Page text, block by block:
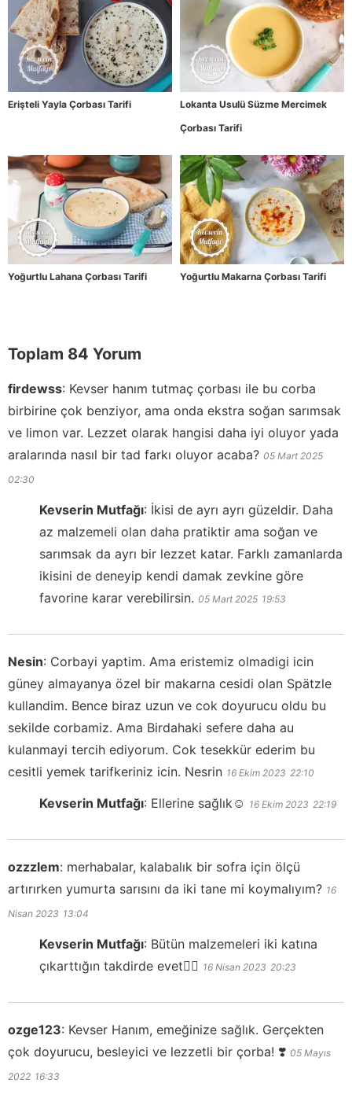
Erişteli Yayla Çorbası Tarifi
Lokanta Usulü Süzme Mercimek
Çorbası Tarifi
Yoğurtlu Lahana Çorbası Tarifi Yoğurtlu Makarna Çorbası Tarifi
Toplam 84 Yorum
firdewss: Kevser hanım tutmaç çorbası ile bu corba
birbirine çok benziyor, ama onda ekstra soğan sarımsak
ve limon var. Lezzet olarak hangisi daha iyi oluyor yada
aralarında nasıl bir tad farkı oluyor acaba? 05 Mart 2025
02:30
Kevserin Mutfağı: İkisi de ayrı ayrı güzeldir. Daha
az malzemeli olan daha pratiktir ama soğan ve
sarımsak da ayrı bir lezzet katar. Farklı zamanlarda
ikisini de deneyip kendi damak zevkine göre
favorine karar verebilirsin. 05 Mart 2025 19:53
Nesin: Corbayi yaptim. Ama eristemiz olmadigi icin
güney almayanya özel bir makarna cesidi olan Spätzle
kullandim. Bence biraz uzun ve cok doyurucu oldu bu
sekilde corbamiz. Ama Birdahaki sefere daha au
kulanmayi tercih ediyorum. Cok tesekkür ederim bu
cesitli yemek tarifkeriniz icin. Nesrin 16 Ekim 2023 22:10
Kevserin Mutfağı: Ellerine sağlık☺️ 16 Ekim 2023 22:19
ozzzlem: merhabalar, kalabalık bir sofra için ölçü
artırırken yumurta sarısını da iki tane mi koymalıyım? 16
Nisan 2023 13:04
Kevserin Mutfağı: Bütün malzemeleri iki katına
çıkarttığın takdirde evet👍🏻 16 Nisan 2023 20:23
ozge123: Kevser Hanım, emeğinize sağlık. Gerçekten
çok doyurucu, besleyici ve lezzetli bir çorba! ❣️ 05 Mayıs
2022 16:33